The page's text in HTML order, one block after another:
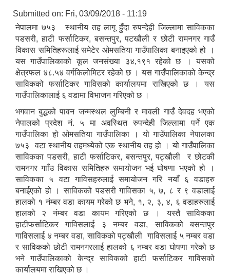
Submitted on: Fri, 03/09/2018 - 11:19
नेपालमा ७५३ स्थानीय तह लागू हुँदा रुपन्देही जिल्लामा साविकका
पडसरी, हाटी फर्साटिकर, बसन्तपुर, पटखौली र छोटी रामनगर गाउँ
विकास समितिहरूलाई समेटेर ओमसतिया गाउँपालिका बनाइएको हो ।
यस गाउँपालिकाको कूल जनसंख्या ३४,१९१ रहेको छ । यसको
क्षेत्रफल ४८.५४ वर्गकिलोमिटर रहेको छ । यस गाउँपालिकाको केन्द्र
साविकको फर्साटिकर गाविसको कार्यालयमा राखिएको छ । यस
गाउँपालिकालाई ६ वडामा विभाजन गरिएको छ ।
भगवान बुद्धको पावन जन्मस्थल लुम्बिनी र मावली गाउँ देवदह भएको
नेपालको प्रदेश नं. ५ मा अवस्थित रुपन्देही जिल्लामा पर्ने एक
गाउँपालिका हो ओमसतिया गाउँपालिका । यो गाउँपालिका नेपालका
७५३ वटा स्थानीय तहमध्येको एक स्थानीय तह हो । यो गाउँपालिका
साविकका पडसरी, हाटी फर्साटिकर, बसन्तपुर, पट्खौली र छोटकी
रामनगर गााँउ विकास समितिहरु समायोजन भई घोषणा भएको हो ।
साविकका ५ वटा गाविसहरुलाई समायोजन गरि नयाँ ६ वडाहरु
बनाईएको हो । साविकको पडसरी गाविसका ५, ७, ८ र ९ वडालाई
हालको १ नंम्बर वडा कायम गरेको छ भने, १, २, ३, ४, ६ वडाहरुलाई
हालको २ नंम्बर वडा कायम गरिएको छ । यस्तै साविकका
हाटीफर्साटिकर गाविसलाई ३ नम्बर वडा, साविकको बसन्तपुर
गाविसलाई ४ नम्बर वडा, साविकको पट्खौली गाविसलाई ५ नम्बर वडा
र साविकको छोटी रामनगरलाई हालको ६ नम्बर वडा घोषणा गरेको छ
भने गाउँपालिकाको केन्द्र साविकको हाटी फर्साटिकर गाविसको
कार्यालयमा राखिएको छ ।